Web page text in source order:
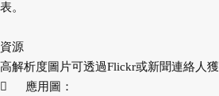
表。
資源
高解析度圖片可透過Flickr或新聞連絡人

應用圖：